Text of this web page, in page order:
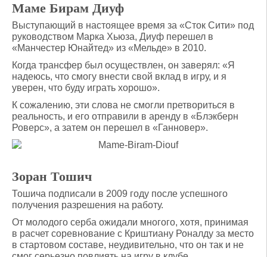
Маме Бирам Диуф
Выступающий в настоящее время за «Сток Сити» под
руководством Марка Хьюза, Диуф перешел в
«Манчестер Юнайтед» из «Мельде» в 2010.
Когда трансфер был осуществлен, он заверял: «Я
надеюсь, что смогу внести свой вклад в игру, и я
уверен, что буду играть хорошо».
К сожалению, эти слова не смогли претвориться в
реальность, и его отправили в аренду в «Блэкберн
Роверс», а затем он перешел в «Ганновер».
Зоран Тошич
Тошича подписали в 2009 году после успешного
получения разрешения на работу.
От молодого серба ожидали многого, хотя, принимая
в расчет соревнование с Криштиану Роналду за место
в стартовом составе, неудивительно, что он так и не